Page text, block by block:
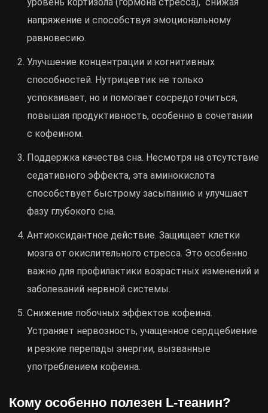
напряжение и способствуя эмоциональному
равновесию.
Улучшение концентрации и когнитивных
способностей. Нутрицевтик не только
успокаивает, но и помогает сосредоточиться,
повышая продуктивность, особенно в сочетании
с кофеином.
Поддержка качества сна. Несмотря на отсутствие
седативного эффекта, эта аминокислота
способствует быстрому засыпанию и улучшает
фазу глубокого сна.
Антиоксидантное действие. Защищает клетки
мозга от окислительного стресса. Это особенно
важно для профилактики возрастных изменений и
заболеваний нервной системы.
Снижение побочных эффектов кофеина.
Устраняет нервозность, учащенное сердцебиение
и резкие перепады энергии, вызванные
употреблением кофеина.
Кому особенно полезен L-теанин?